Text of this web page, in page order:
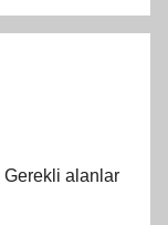
Gerekli alanlar